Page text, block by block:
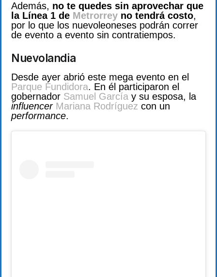
Además, no te quedes sin aprovechar que
la Línea 1 de Metrorrey no tendrá costo,
por lo que los nuevoleoneses podrán correr
de evento a evento sin contratiempos.
Nuevolandia
Desde ayer abrió este mega evento en el
Parque Fundidora. En él participaron el
gobernador Samuel García y su esposa, la
influencer Mariana Rodríguez con un
performance.